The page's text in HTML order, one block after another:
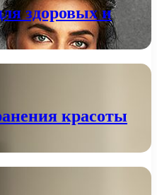
здоровых и
красоты